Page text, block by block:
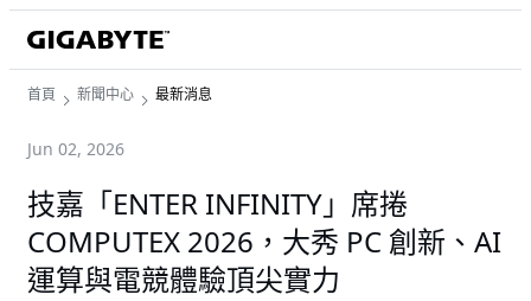
首頁 新聞中心 最新消息
Jun 02, 2026
技嘉「ENTER INFINITY」席捲
COMPUTEX 2026，大秀 PC 創新、AI
運算與電競體驗頂尖實力